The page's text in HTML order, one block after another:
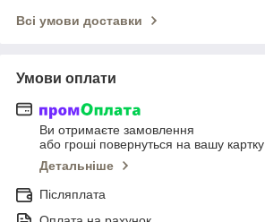
Всі умови доставки
Умови оплати
Ви отримаєте замовлення
або гроші повернуться на вашу картку
Детальніше
Післяплата